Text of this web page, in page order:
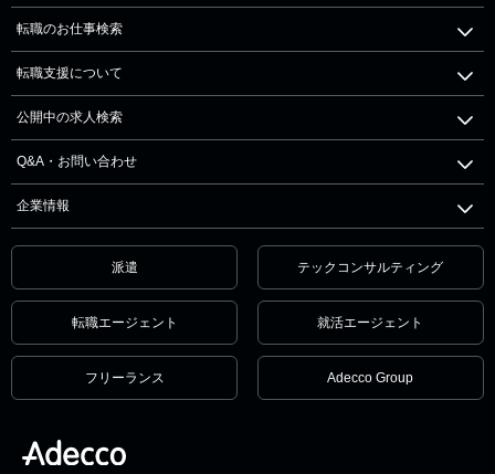
転職のお仕事検索
転職支援について
公開中の求人検索
Q&A・お問い合わせ
企業情報
派遣 テックコンサルティング
転職エージェント 就活エージェント
フリーランス Adecco Group